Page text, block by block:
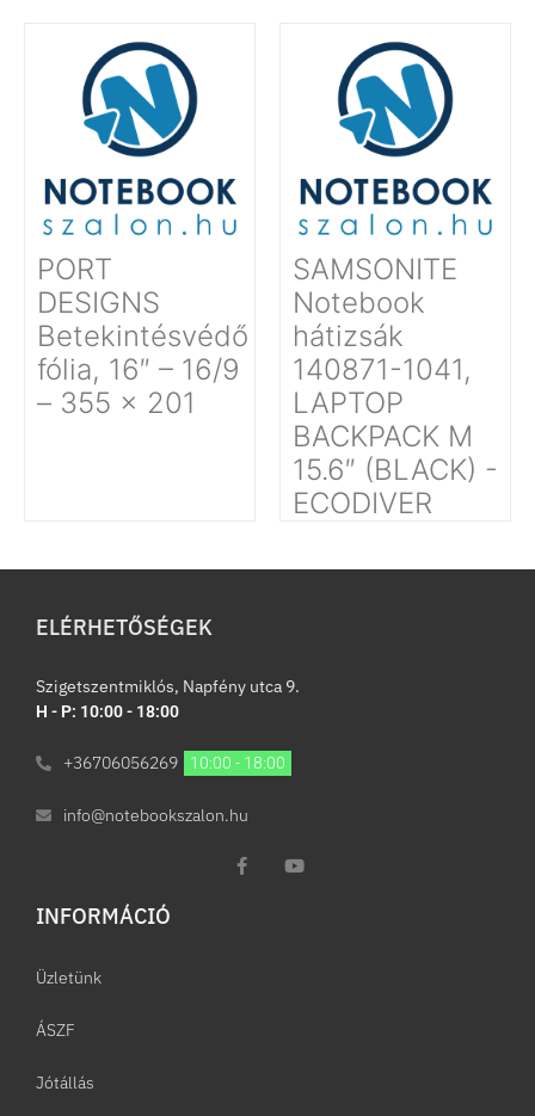
PORT
DESIGNS
Betekintésvédő
fólia, 16″ – 16/9
– 355 x 201
SAMSONITE
Notebook
hátizsák
140871-1041,
LAPTOP
BACKPACK M
15.6″ (BLACK) -
ECODIVER
ELÉRHETŐSÉGEK
Szigetszentmiklós, Napfény utca 9.
H - P: 10:00 - 18:00
+36706056269 10:00 - 18:00
info@notebookszalon.hu
INFORMÁCIÓ​
Üzletünk
ÁSZF
Jótállás